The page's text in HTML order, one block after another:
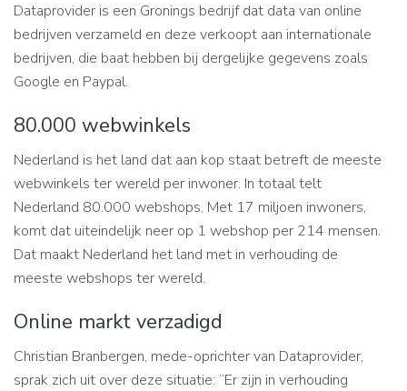
Dataprovider is een Gronings bedrijf dat data van online
bedrijven verzameld en deze verkoopt aan internationale
bedrijven, die baat hebben bij dergelijke gegevens zoals
Google en Paypal.
80.000 webwinkels
Nederland is het land dat aan kop staat betreft de meeste
webwinkels ter wereld per inwoner. In totaal telt
Nederland 80.000 webshops. Met 17 miljoen inwoners,
komt dat uiteindelijk neer op 1 webshop per 214 mensen.
Dat maakt Nederland het land met in verhouding de
meeste webshops ter wereld.
Online markt verzadigd
Christian Branbergen, mede-oprichter van Dataprovider,
sprak zich uit over deze situatie: “Er zijn in verhouding